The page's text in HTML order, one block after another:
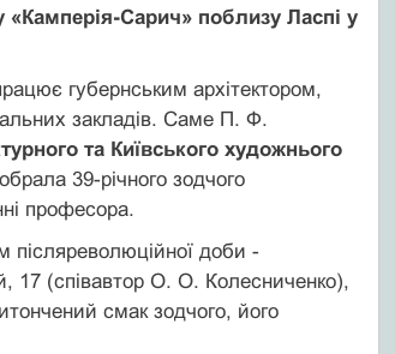
Сарич» поблизу Ласпі у
губернським архітектором,
закладів. Саме П. Ф.
та Київського художнього
39-річного зодчого
професора.
доби -
17 (співавтор О. О. Колесниченко),
смак зодчого, його